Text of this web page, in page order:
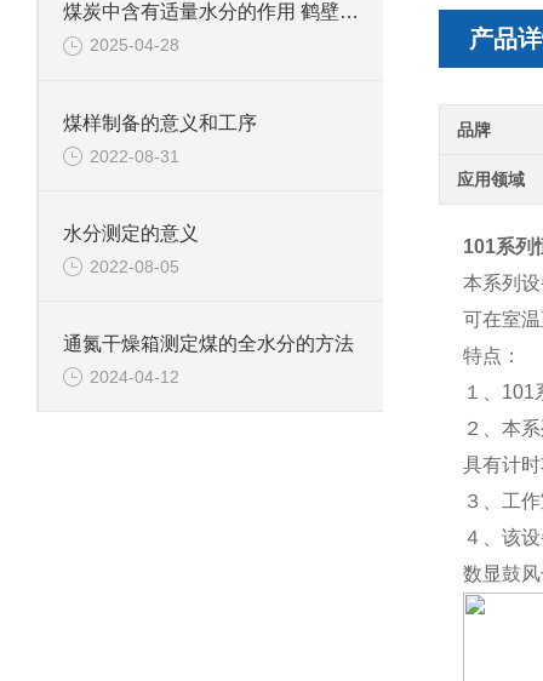
产品
品牌
应用领域
101系列
本系列
可在室
特点：
１、
２、本
具有计
３、工
４、该
数显鼓
煤炭中含有适量水分的作用 鹤壁新天科煤质分析
2025-04-28
煤样制备的意义和工序
2022-08-31
水分测定的意义
2022-08-05
通氮干燥箱测定煤的全水分的方法
2024-04-12